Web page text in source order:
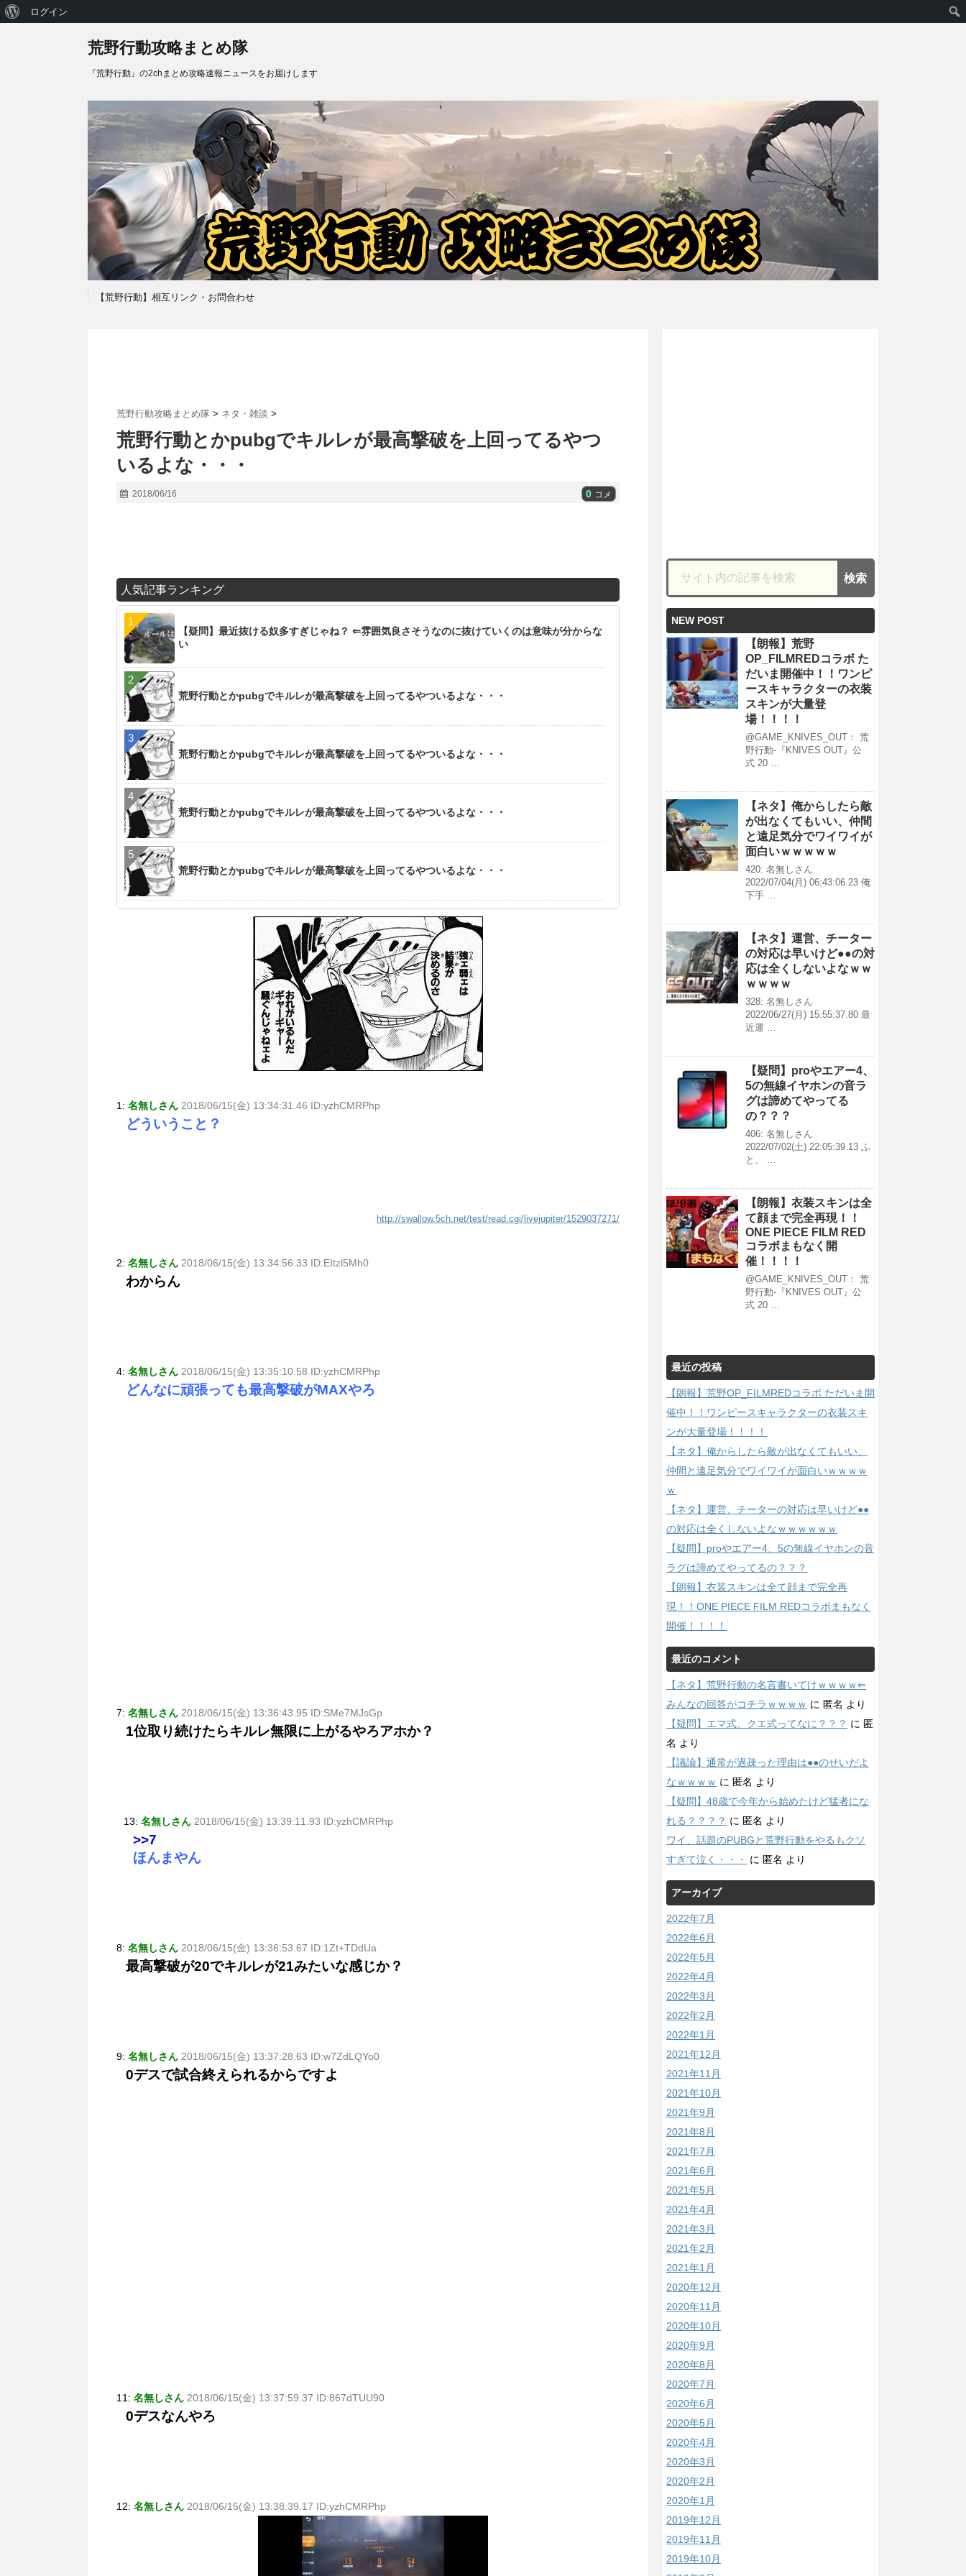
荒野行動攻略まとめ隊
『荒野行動』の2chまとめ攻略速報ニュースをお届けします
【荒野行動】相互リンク・お問合わせ
荒野行動攻略まとめ隊 > ネタ・雑談 >
荒野行動とかpubgでキルレが最高撃破を上回ってるやつ
いるよな・・・
2018/06/16 0 コメ
人気記事ランキング
【疑問】最近抜ける奴多すぎじゃね？ ⇐雰囲気良さそうなのに抜けていくのは意味が分からな
い
荒野行動とかpubgでキルレが最高撃破を上回ってるやついるよな・・・
荒野行動とかpubgでキルレが最高撃破を上回ってるやついるよな・・・
荒野行動とかpubgでキルレが最高撃破を上回ってるやついるよな・・・
荒野行動とかpubgでキルレが最高撃破を上回ってるやついるよな・・・
1: 名無しさん 2018/06/15(金) 13:34:31.46 ID:yzhCMRPhp
どういうこと？
http://swallow.5ch.net/test/read.cgi/livejupiter/1529037271/
2: 名無しさん 2018/06/15(金) 13:34:56.33 ID:EItzl5Mh0
わからん
4: 名無しさん 2018/06/15(金) 13:35:10.58 ID:yzhCMRPhp
どんなに頑張っても最高撃破がMAXやろ
7: 名無しさん 2018/06/15(金) 13:36:43.95 ID:SMe7MJsGp
1位取り続けたらキルレ無限に上がるやろアホか？
13: 名無しさん 2018/06/15(金) 13:39:11.93 ID:yzhCMRPhp
>>7
ほんまやん
8: 名無しさん 2018/06/15(金) 13:36:53.67 ID:1Zt+TDdUa
最高撃破が20でキルレが21みたいな感じか？
9: 名無しさん 2018/06/15(金) 13:37:28.63 ID:w7ZdLQYo0
0デスで試合終えられるからですよ
11: 名無しさん 2018/06/15(金) 13:37:59.37 ID:867dTUU90
0デスなんやろ
12: 名無しさん 2018/06/15(金) 13:38:39.17 ID:yzhCMRPhp
NEW POST
【朗報】荒野
OP_FILMREDコラボ た
だいま開催中！！ワンピ
ースキャラクターの衣装
スキンが大量登
場！！！！
@GAME_KNIVES_OUT： 荒
野行動-『KNIVES OUT』公
式 20 …
【ネタ】俺からしたら敵
が出なくてもいい、仲間
と遠足気分でワイワイが
面白いｗｗｗｗｗ
420: 名無しさん
2022/07/04(月) 06:43:06.23 俺
下手 …
【ネタ】運営、チーター
の対応は早いけど●●の対
応は全くしないよなｗｗ
ｗｗｗｗ
328: 名無しさん
2022/06/27(月) 15:55:37.80 最
近運 …
【疑問】proやエアー4、
5の無線イヤホンの音ラ
グは諦めてやってる
の？？？
406: 名無しさん
2022/07/02(土) 22:05:39.13 ふ
と、 …
【朗報】衣装スキンは全
て顔まで完全再現！！
ONE PIECE FILM RED
コラボまもなく開
催！！！！
@GAME_KNIVES_OUT： 荒
野行動-『KNIVES OUT』公
式 20 …
最近の投稿
【朗報】荒野OP_FILMREDコラボ ただいま開
催中！！ワンピースキャラクターの衣装スキ
ンが大量登場！！！！
【ネタ】俺からしたら敵が出なくてもいい、
仲間と遠足気分でワイワイが面白いｗｗｗｗ
ｗ
【ネタ】運営、チーターの対応は早いけど●●
の対応は全くしないよなｗｗｗｗｗｗ
【疑問】proやエアー4、5の無線イヤホンの音
ラグは諦めてやってるの？？？
【朗報】衣装スキンは全て顔まで完全再
現！！ONE PIECE FILM REDコラボまもなく
開催！！！！
最近のコメント
【ネタ】荒野行動の名言書いてけｗｗｗｗ⇐
みんなの回答がコチラｗｗｗｗ に 匿名 より
【疑問】エマ式、クエ式ってなに？？？ に 匿
名 より
【議論】通常が過疎った理由は●●のせいだよ
なｗｗｗｗ に 匿名 より
【疑問】48歳で今年から始めたけど猛者にな
れる？？？？ に 匿名 より
ワイ、話題のPUBGと荒野行動をやるもクソ
すぎて泣く・・・
に 匿名 より
アーカイブ
2022年7月
2022年6月
2022年5月
2022年4月
2022年3月
2022年2月
2022年1月
2021年12月
2021年11月
2021年10月
2021年9月
2021年8月
2021年7月
2021年6月
2021年5月
2021年4月
2021年3月
2021年2月
2021年1月
2020年12月
2020年11月
2020年10月
2020年9月
2020年8月
2020年7月
2020年6月
2020年5月
2020年4月
2020年3月
2020年2月
2020年1月
2019年12月
2019年11月
2019年10月
WordPress
ログイン